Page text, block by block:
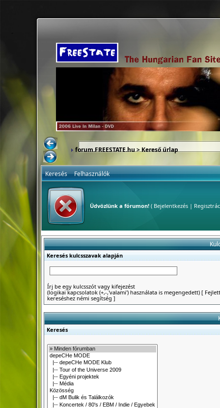
forum.FREESTATE.hu> Kereső űrlap
Keresés Felhasználók
Üdvözlünk a fórumon!( Bejelentkezés|
Keresés kulcsszavak alapján
Írj be egy kulcsszót vagy kifejezést
(logikai kapcsolatok (+,-,'valami') használata is megengedett)[
kereséshez némi segítség ]
Keresés